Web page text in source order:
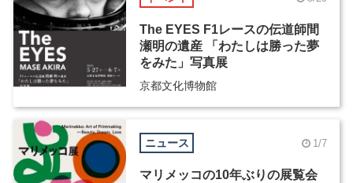
The EYES F1レースの伝道師間
瀬明の遺産 「わたしは勝った夢
をみた」写真展
京都文化博物館
ニュース 1/7
マリメッコの10年ぶりの展覧会